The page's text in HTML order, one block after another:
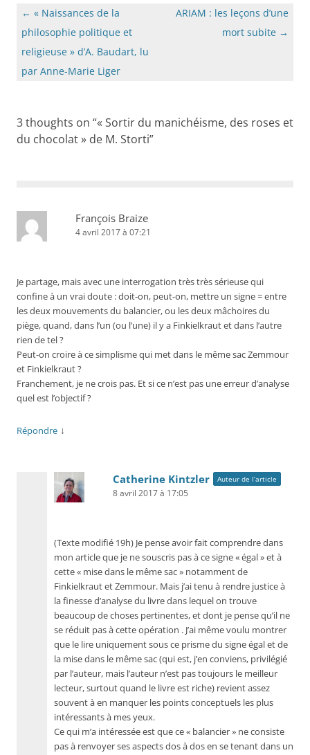
Navigation
des
articles
← « Naissances de la
philosophie politique et
religieuse » d’A. Baudart, lu
par Anne-Marie Liger
ARIAM : les leçons d’une
mort subite →
3 thoughts on “« Sortir du manichéisme, des roses et
du chocolat » de M. Storti”
François Braize
4 avril 2017 à 07:21
Je partage, mais avec une interrogation très très sérieuse qui
confine à un vrai doute : doit-on, peut-on, mettre un signe = entre
les deux mouvements du balancier, ou les deux mâchoires du
piège, quand, dans l’un (ou l’une) il y a Finkielkraut et dans l’autre
rien de tel ?
Peut-on croire à ce simplisme qui met dans le même sac Zemmour
et Finkielkraut ?
Franchement, je ne crois pas. Et si ce n’est pas une erreur d’analyse
quel est l’objectif ?
Répondre ↓
Catherine Kintzler Auteur de l’article
8 avril 2017 à 17:05
(Texte modifié 19h) Je pense avoir fait comprendre dans
mon article que je ne souscris pas à ce signe « égal » et à
cette « mise dans le même sac » notamment de
Finkielkraut et Zemmour. Mais j’ai tenu à rendre justice à
la finesse d’analyse du livre dans lequel on trouve
beaucoup de choses pertinentes, et dont je pense qu’il ne
se réduit pas à cette opération . J’ai même voulu montrer
que le lire uniquement sous ce prisme du signe égal et de
la mise dans le même sac (qui est, j’en conviens, privilégié
par l’auteur, mais l’auteur n’est pas toujours le meilleur
lecteur, surtout quand le livre est riche) revient assez
souvent à en manquer les points conceptuels les plus
intéressants à mes yeux.
Ce qui m’a intéressée est que ce « balancier » ne consiste
pas à renvoyer ses aspects dos à dos en se tenant dans un